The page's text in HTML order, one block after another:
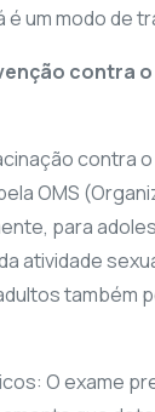
um modo de
contra
contra
OMS
para
atividade
também
O exame